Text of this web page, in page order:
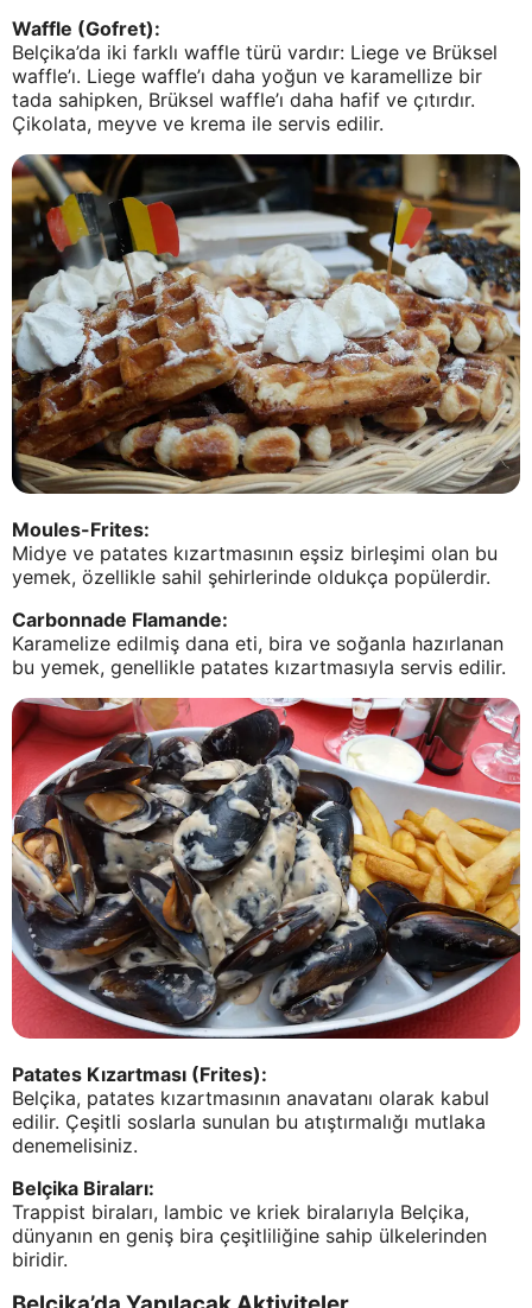
Waffle (Gofret):
Belçika’da iki farklı waffle türü vardır: Liege ve Brüksel
waffle’ı. Liege waffle’ı daha yoğun ve karamellize bir
tada sahipken, Brüksel waffle’ı daha hafif ve çıtırdır.
Çikolata, meyve ve krema ile servis edilir.
Moules-Frites:
Midye ve patates kızartmasının eşsiz birleşimi olan bu
yemek, özellikle sahil şehirlerinde oldukça popülerdir.
Carbonnade Flamande:
Karamelize edilmiş dana eti, bira ve soğanla hazırlanan
bu yemek, genellikle patates kızartmasıyla servis edilir.
Patates Kızartması (Frites):
Belçika, patates kızartmasının anavatanı olarak kabul
edilir. Çeşitli soslarla sunulan bu atıştırmalığı mutlaka
denemelisiniz.
Belçika Biraları:
Trappist biraları, lambic ve kriek biralarıyla Belçika,
dünyanın en geniş bira çeşitliliğine sahip ülkelerinden
biridir.